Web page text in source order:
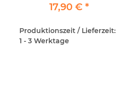
17,90 € *
Produktionszeit / Lieferzeit:
1 - 3 Werktage